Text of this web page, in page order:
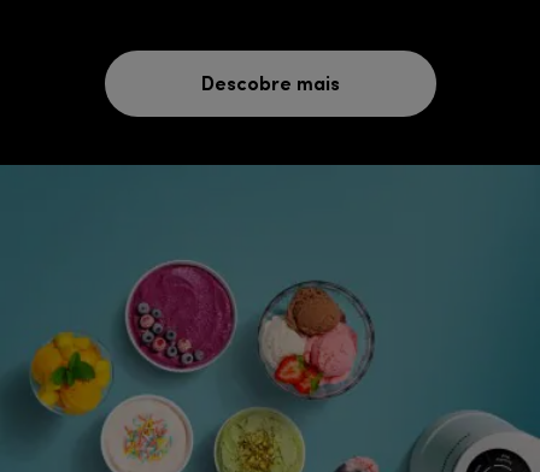
Descobre mais